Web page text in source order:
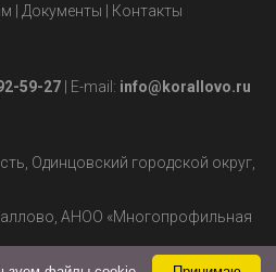
Документы Контакты
59-27| E-mail: info@korallovo.ru
Одинцовский городской округ,
АНОО «Многопрофильная